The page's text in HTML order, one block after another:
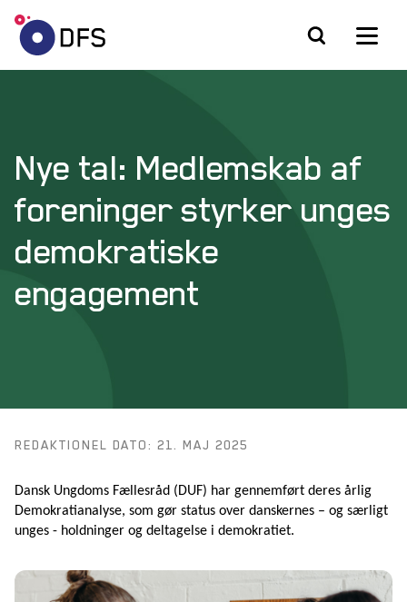
Nye tal: Medlemskab af
foreninger styrker unges
demokratiske
engagement
REDAKTIONEL DATO: 21. MAJ 2025
Dansk Ungdoms Fællesråd (DUF) har gennemført deres årlig
Demokratianalyse, som gør status over danskernes – og særligt
unges - holdninger og deltagelse i demokratiet.